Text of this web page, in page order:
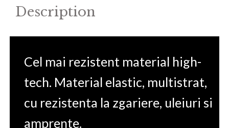
Description
Cel mai rezistent material high-
tech. Material elastic, multistrat,
cu rezistenta la zgariere, uleiuri si
amprente.